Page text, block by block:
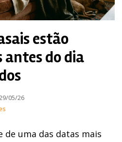
estão
do dia
05/26
de uma das datas mais